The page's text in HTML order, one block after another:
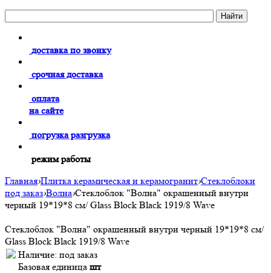
доставка по звонку
срочная доставка
оплата
на сайте
погрузка разгрузка
режим работы
Главная›Плитка керамическая и керамогранит›Стеклоблоки
под заказ›Волна›Стеклоблок "Волна" окрашенный внутри
черный 19*19*8 см/ Glass Block Black 1919/8 Wave
Стеклоблок "Волна" окрашенный внутри черный 19*19*8 см/
Glass Block Black 1919/8 Wave
Наличие: под заказ
Базовая единица шт